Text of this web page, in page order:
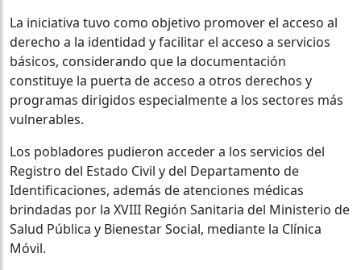
La iniciativa tuvo como objetivo promover el acceso al
derecho a la identidad y facilitar el acceso a servicios
básicos, considerando que la documentación
constituye la puerta de acceso a otros derechos y
programas dirigidos especialmente a los sectores más
vulnerables.
Los pobladores pudieron acceder a los servicios del
Registro del Estado Civil y del Departamento de
Identificaciones, además de atenciones médicas
brindadas por la XVIII Región Sanitaria del Ministerio de
Salud Pública y Bienestar Social, mediante la Clínica
Móvil.